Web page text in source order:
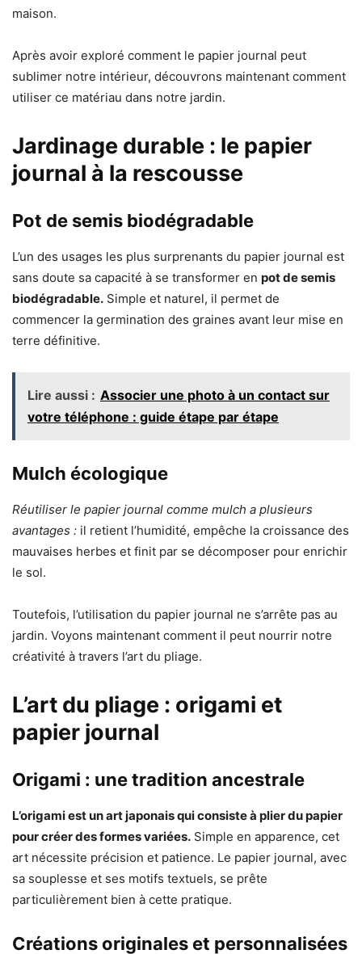
maison.
Après avoir exploré comment le papier journal peut
sublimer notre intérieur, découvrons maintenant comment
utiliser ce matériau dans notre jardin.
Jardinage durable : le papier
journal à la rescousse
Pot de semis biodégradable
L’un des usages les plus surprenants du papier journal est
sans doute sa capacité à se transformer en pot de semis
biodégradable. Simple et naturel, il permet de
commencer la germination des graines avant leur mise en
terre définitive.
Lire aussi : Associer une photo à un contact sur
votre téléphone : guide étape par étape
Mulch écologique
Réutiliser le papier journal comme mulch a plusieurs
avantages : il retient l’humidité, empêche la croissance des
mauvaises herbes et finit par se décomposer pour enrichir
le sol.
Toutefois, l’utilisation du papier journal ne s’arrête pas au
jardin. Voyons maintenant comment il peut nourrir notre
créativité à travers l’art du pliage.
L’art du pliage : origami et
papier journal
Origami : une tradition ancestrale
L’origami est un art japonais qui consiste à plier du papier
pour créer des formes variées. Simple en apparence, cet
art nécessite précision et patience. Le papier journal, avec
sa souplesse et ses motifs textuels, se prête
particulièrement bien à cette pratique.
Créations originales et personnalisées